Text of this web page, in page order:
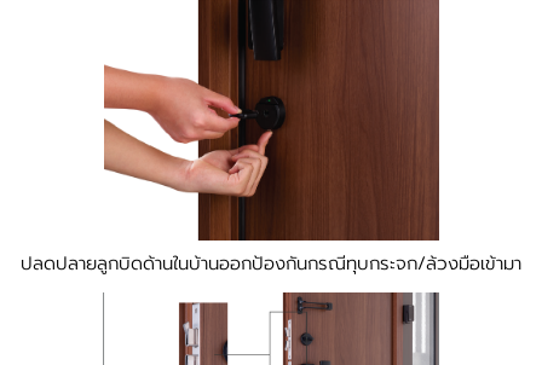
ปลดปลายลูกบิดด้านในบ้านออกป้องกันกรณีทุบกระจก/ล้วงมือเข้ามา